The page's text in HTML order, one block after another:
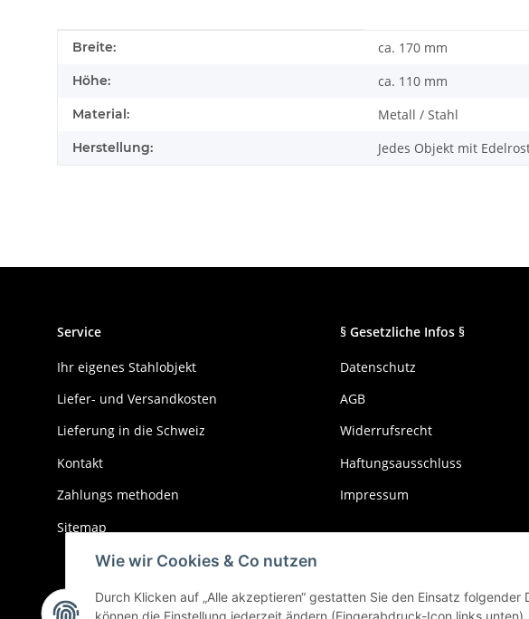
Wie wir Cookies & Co nutzen
Durch Klicken auf „Alle akzeptieren“ gestatten Sie den Einsatz
Produkteigenschaft
Wert
Breite: ca. 170 mm
Höhe: ca. 110 mm
Material: Metall / Stahl
Herstellung: Jedes Objekt mit
Service
Ihr eigenes Stahlobjekt
Liefer- und Versandkosten
Lieferung in die Schweiz
Kontakt
Zahlungs methoden
Sitemap
§ Gesetzliche Infos §
Datenschutz
AGB
Widerrufsrecht
Haftungsausschluss
Impressum